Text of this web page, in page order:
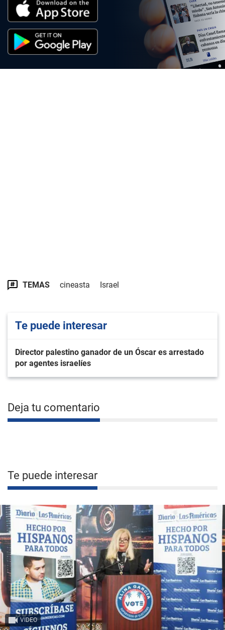
TEMAS cineasta Israel
Te puede interesar
Director palestino ganador de un Óscar es arrestado
por agentes israelíes
Deja tu comentario
Te puede interesar
VIDEO